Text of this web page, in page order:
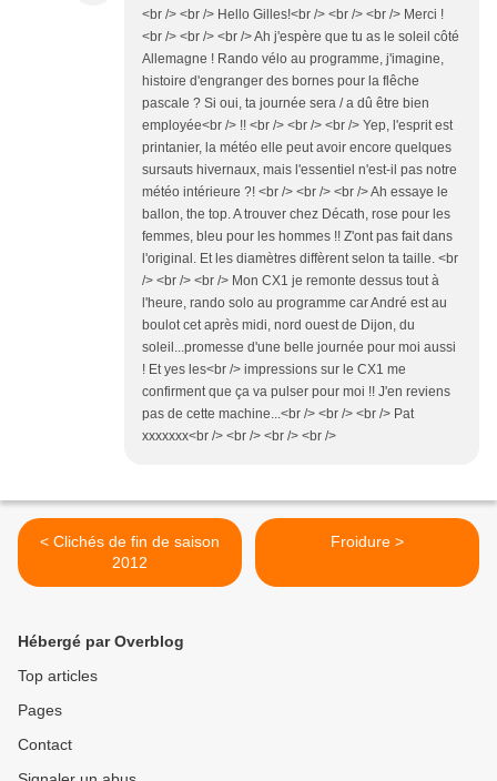
<br /> <br /> Hello Gilles!<br /> <br /> <br /> Merci !
<br /> <br /> <br /> Ah j'espère que tu as le soleil côté
Allemagne ! Rando vélo au programme, j'imagine,
histoire d'engranger des bornes pour la flêche
pascale ? Si oui, ta journée sera / a dû être bien
employée<br /> !! <br /> <br /> <br /> Yep, l'esprit est
printanier, la météo elle peut avoir encore quelques
sursauts hivernaux, mais l'essentiel n'est-il pas notre
météo intérieure ?! <br /> <br /> <br /> Ah essaye le
ballon, the top. A trouver chez Décath, rose pour les
femmes, bleu pour les hommes !! Z'ont pas fait dans
l'original. Et les diamètres diffèrent selon ta taille. <br
/> <br /> <br /> Mon CX1 je remonte dessus tout à
l'heure, rando solo au programme car André est au
boulot cet après midi, nord ouest de Dijon, du
soleil...promesse d'une belle journée pour moi aussi
! Et yes les<br /> impressions sur le CX1 me
confirment que ça va pulser pour moi !! J'en reviens
pas de cette machine...<br /> <br /> <br /> Pat
xxxxxxx<br /> <br /> <br /> <br />
< Clichés de fin de saison
2012
Froidure >
Hébergé par Overblog
Top articles
Pages
Contact